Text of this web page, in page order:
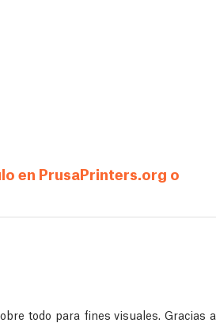
en PrusaPrinters.org o
todo para fines visuales. Gracias a